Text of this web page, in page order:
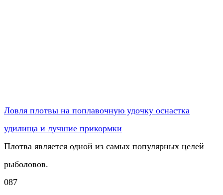
Ловля плотвы на поплавочную удочку оснастка
удилища и лучшие прикормки
Плотва является одной из самых популярных целей
рыболовов.
087